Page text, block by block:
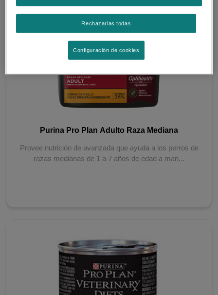
Purina Pro Plan Adulto Raza Mediana
Provee nutrición de avanzada que ayuda a los perros de
razas medianas de 1 a 7 años de edad a man...
Rechazarlas todas
Configuración de cookies